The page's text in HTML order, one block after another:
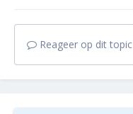
Reageer op dit topic